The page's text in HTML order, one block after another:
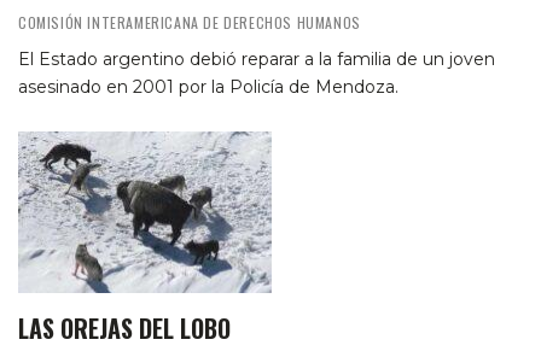
COMISIÓN INTERAMERICANA DE DERECHOS HUMANOS
El Estado argentino debió reparar a la familia de un joven
asesinado en 2001 por la Policía de Mendoza.
LAS OREJAS DEL LOBO